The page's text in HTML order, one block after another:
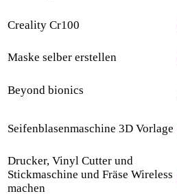
Creality Cr100
Maske selber erstellen
Beyond bionics
Seifenblasenmaschine 3D Vorlage
Drucker, Vinyl Cutter und
Stickmaschine und Fräse Wireless
machen